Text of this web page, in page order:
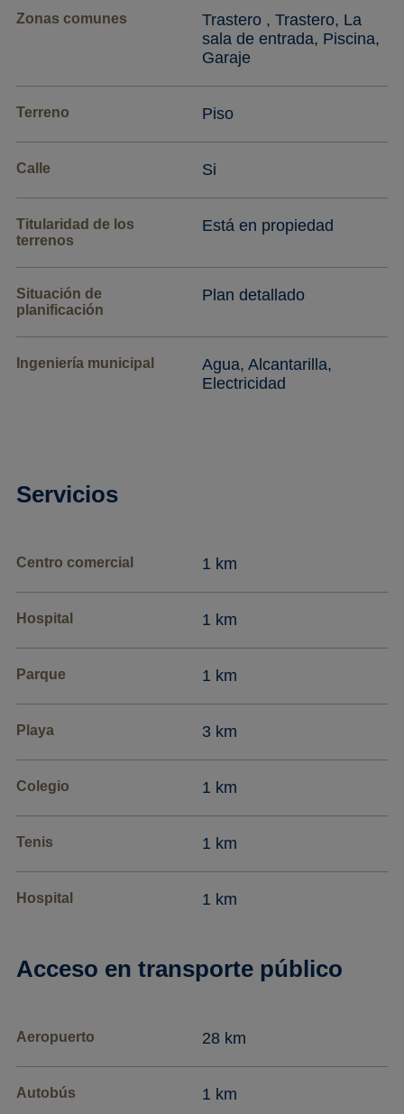
Zonas comunes
Trastero , Trastero, La
sala de entrada, Piscina,
Garaje
Terreno Piso
Calle Si
Titularidad de los
terrenos
Está en propiedad
Situación de
planificación
Plan detallado
Ingeniería municipal
Agua, Alcantarilla,
Electricidad
Servicios
Centro comercial 1 km
Hospital 1 km
Parque 1 km
Playa 3 km
Colegio 1 km
Tenis 1 km
Hospital 1 km
Acceso en transporte público
Aeropuerto 28 km
Autobús 1 km